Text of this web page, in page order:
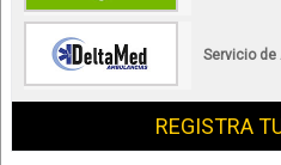
Servicio
REGISTRA